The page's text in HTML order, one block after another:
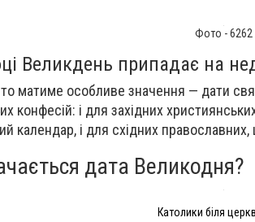
Фото - 6262
Великдень припадає на
матиме особливе значення — дати
конфесій: і для західних
календар, і для східних
дата Великодня?
Католики біля